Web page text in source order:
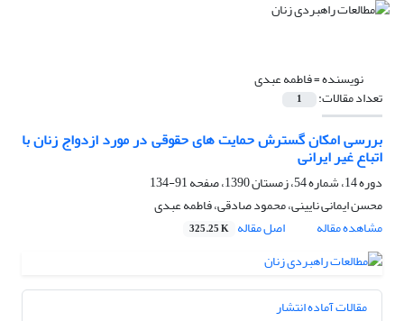
نویسنده =فاطمه عبدی
تعداد مقالات: 1
بررسی امکان گسترش حمایت های حقوقی در مورد ازدواج زنان با
اتباع غیر ایرانی
دوره 14، شماره 54، زمستان 1390، صفحه
91-134
محسن ایمانی نایینی، محمود صادقی، فاطمه عبدی
مشاهده مقاله
اصل مقاله 325.25 K
مقالات آماده انتشار